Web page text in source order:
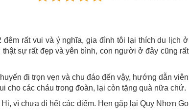
đêm rất vui và ý nghĩa, gia đình tôi lại thích du lịch ở
sự rất đẹp và yên bình, con người ở đây cũng rất
đi trọn vẹn và chu đáo đến vậy, hướng dẫn viên
cho các cháu trong đoàn, lại còn tặng quà nữa chứ.
vì chưa đi hết các điểm. Hẹn gặp lại Quy Nhơn Go